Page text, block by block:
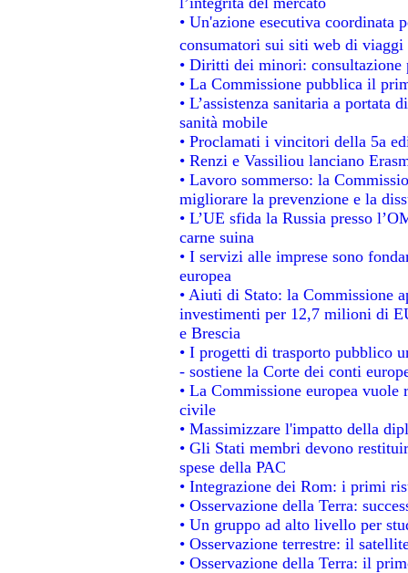
• Un'azione esecutiva
consumatori sui siti web di viaggi
• Diritti dei minori: consultazione
• La Commissione pubblica il
• L’assistenza sanitaria a
sanità mobile
• Proclamati i vincitori della 5a
• Renzi e Vassiliou lanciano
• Lavoro sommerso: la
migliorare la prevenzione e la
• L’UE sfida la Russia presso
carne suina
• I servizi alle imprese sono
europea
• Aiuti di Stato: la Commissione
investimenti per 12,7 milioni di
e Brescia
• I progetti di trasporto pubblico
- sostiene la Corte dei conti
• La Commissione europea
civile
• Massimizzare l'impatto della
• Gli Stati membri devono
spese della PAC
• Integrazione dei Rom: i primi
• Osservazione della Terra:
• Un gruppo ad alto livello per
• Osservazione terrestre: il
• Osservazione della Terra: il